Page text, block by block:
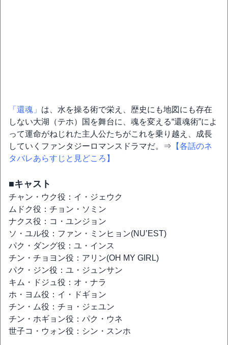
「還魂」 は、水を操る術で栄え、歴史にも地図にも存在
しない大湖（テホ）国を舞台に、魂を変える“還魂術”によ
って運命がねじれた主人公たちがこれを乗り越え、成長
していくファンタジーロマンスドラマだ。⇒ 【各話のネ
タバレあらすじと見どころ】
■キャスト
チャン・ウク役：イ・ジェウク
ムドク役：チョン・ソミン
ナクス役：コ・ユンジョン
ソ・ユル役：ファン・ミンヒョン(NU’EST)
パク・ダング役：ユ・インス
チン・チョヨン役：アリン(OH MY GIRL)
パク・ジン役：ユ・ジュンサン
キム・ドジュ役：オ・ナラ
ホ・ヨム役：イ・ドギョン
チン・ム役：チョ・ジェユン
チン・ホギョン役：パク・ウネ
世子コ・ウォン役：シン・スンホ